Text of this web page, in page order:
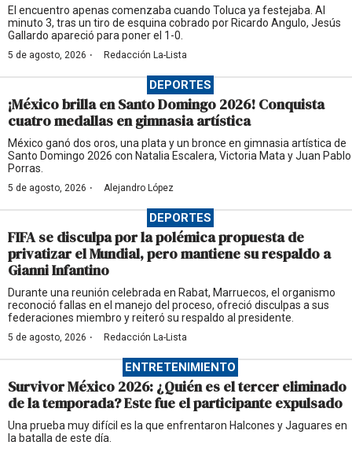
El encuentro apenas comenzaba cuando Toluca ya festejaba. Al
minuto 3, tras un tiro de esquina cobrado por Ricardo Angulo, Jesús
Gallardo apareció para poner el 1-0.
5 de agosto, 2026 · Redacción La-Lista
DEPORTES
¡México brilla en Santo Domingo 2026! Conquista
cuatro medallas en gimnasia artística
México ganó dos oros, una plata y un bronce en gimnasia artística de
Santo Domingo 2026 con Natalia Escalera, Victoria Mata y Juan Pablo
Porras.
5 de agosto, 2026 · Alejandro López
DEPORTES
FIFA se disculpa por la polémica propuesta de
privatizar el Mundial, pero mantiene su respaldo a
Gianni Infantino
Durante una reunión celebrada en Rabat, Marruecos, el organismo
reconoció fallas en el manejo del proceso, ofreció disculpas a sus
federaciones miembro y reiteró su respaldo al presidente.
5 de agosto, 2026 · Redacción La-Lista
ENTRETENIMIENTO
Survivor México 2026: ¿Quién es el tercer eliminado
de la temporada? Este fue el participante expulsado
Una prueba muy difícil es la que enfrentaron Halcones y Jaguares en
la batalla de este día.